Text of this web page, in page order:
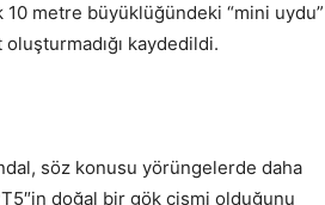
10 metre büyüklüğündeki “mini uydu”
kaydedildi.
söz konusu yörüngelerde daha
doğal bir gök cismi olduğunu